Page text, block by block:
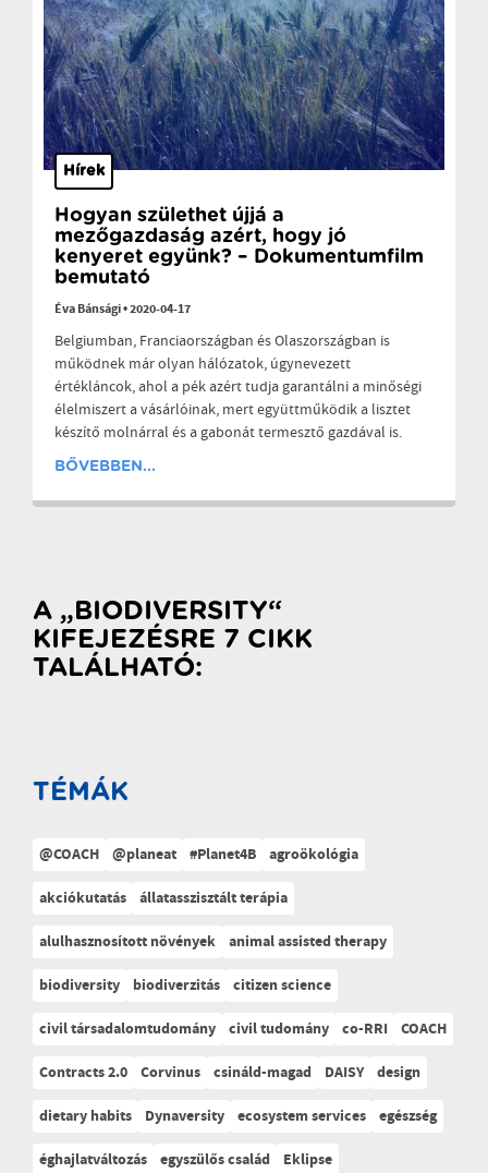
TÉMÁK
@COACH @planeat #Planet4B agroökológia
akciókutatás állatasszisztált terápia
alulhasznosított növények animal assisted therapy
biodiversity
biodiverzitás citizen science
civil társadalomtudomány civil tudomány co-RRI COACH
Contracts 2.0 Corvinus csináld-magad DAISY design
dietary habits
Dynaversity ecosystem services egészség
éghajlatváltozás egyszülős család
Eklipse
A „BIODIVERSITY“
KIFEJEZÉSRE 7 CIKK
TALÁLHATÓ:
Hírek
Hogyan születhet újjá a
mezőgazdaság azért, hogy jó
kenyeret együnk? – Dokumentumfilm
bemutató
Éva Bánsági•2020-04-17
Belgiumban, Franciaországban és Olaszországban is
működnek már olyan hálózatok, úgynevezett
értékláncok, ahol a pék azért tudja garantálni a minőségi
élelmiszert a vásárlóinak, mert együttműködik a lisztet
készítő molnárral és a gabonát termesztő gazdával is.
BŐVEBBEN...